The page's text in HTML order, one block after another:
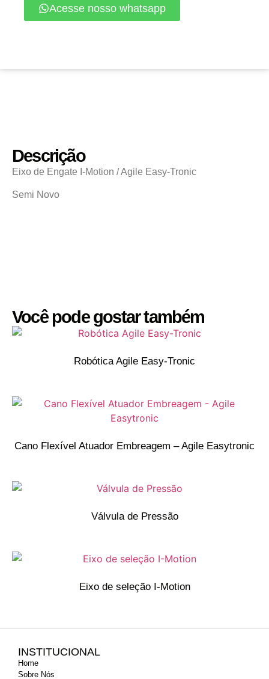
Acesse nosso whatsapp
Descrição
Eixo de Engate I-Motion / Agile Easy-Tronic
Semi Novo
Você pode gostar também
Robótica Agile Easy-Tronic
Cano Flexível Atuador Embreagem – Agile Easytronic
Válvula de Pressão
Eixo de seleção I-Motion
INSTITUCIONAL
Home
Sobre Nós